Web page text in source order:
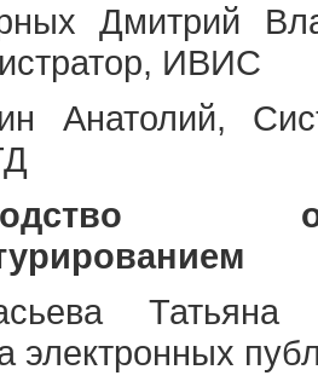
Дмитрий
ИВИС
Анатолий,
Татьяна
электронных